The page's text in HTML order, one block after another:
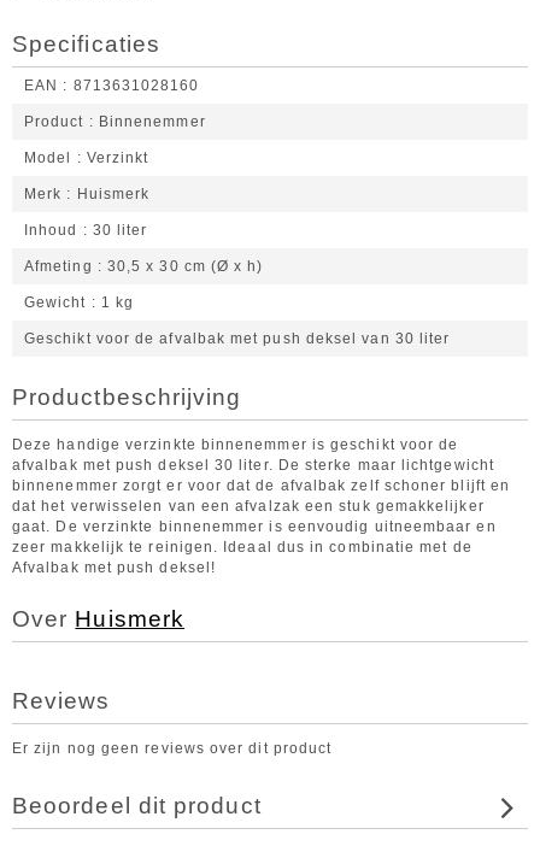
Specificaties
EAN 8713631028160
Product Binnenemmer
Model Verzinkt
Merk Huismerk
Inhoud 30 liter
Afmeting 30,5 x 30 cm (Ø x h)
Gewicht 1 kg
Geschikt voor de afvalbak met push deksel van 30 liter
Productbeschrijving
Deze handige verzinkte binnenemmer is geschikt voor de
afvalbak met push deksel 30 liter. De sterke maar lichtgewicht
binnenemmer zorgt er voor dat de afvalbak zelf schoner blijft en
dat het verwisselen van een afvalzak een stuk gemakkelijker
gaat. De verzinkte binnenemmer is eenvoudig uitneembaar en
zeer makkelijk te reinigen. Ideaal dus in combinatie met de
Afvalbak met push deksel!
Over Huismerk
Reviews
Er zijn nog geen reviews over dit product
Beoordeel dit product